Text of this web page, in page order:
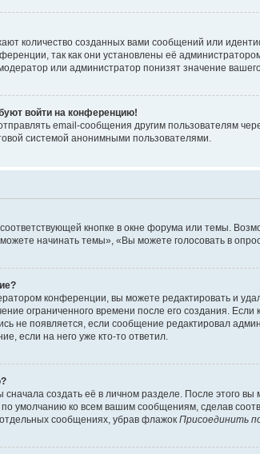
количество созданных вами сообщений или
так как они установлены её
или администратор понизят значение
войти на конференцию!
email-сообщения другим пользователям
системой анонимными пользователями.
кнопке в окне форума или темы.
начинать темы», «Вы можете голосовать в
конференции, вы можете редактировать и
ограниченного времени после его создания.
не появляется, если сообщение редактировал
если на него уже кто-то ответил.
создать её в личном разделе. После этого вы
умолчанию ко всем вашим сообщениям, сделав
сообщениях, убрав флажок Присоединить